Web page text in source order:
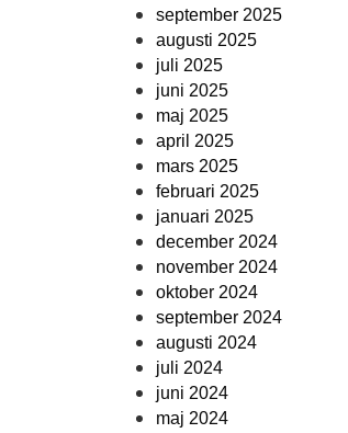
september 2025
augusti 2025
juli 2025
juni 2025
maj 2025
april 2025
mars 2025
februari 2025
januari 2025
december 2024
november 2024
oktober 2024
september 2024
augusti 2024
juli 2024
juni 2024
maj 2024